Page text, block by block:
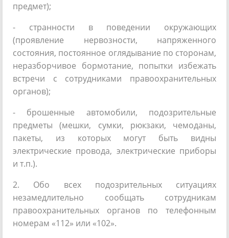
предмет);
- странности в поведении окружающих
(проявление нервозности, напряженного
состояния, постоянное оглядывание по сторонам,
неразборчивое бормотание, попытки избежать
встречи с сотрудниками правоохранительных
органов);
- брошенные автомобили, подозрительные
предметы (мешки, сумки, рюкзаки, чемоданы,
пакеты, из которых могут быть видны
электрические провода, электрические приборы
и т.п.).
2. Обо всех подозрительных ситуациях
незамедлительно сообщать сотрудникам
правоохранительных органов по телефонным
номерам «112» или «102».